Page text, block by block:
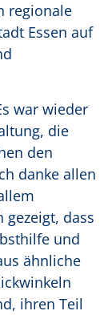
regionale
Essen auf
war wieder
die
den
danke allen
gezeigt, dass
und
ähnliche
ihren Teil